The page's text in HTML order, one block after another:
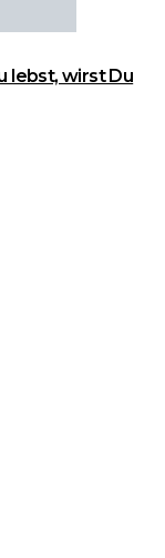
lebst, wirst Du